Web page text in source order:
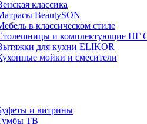
классика
BeautySON
в классическом стиле
и комплектующие ПГ
для кухни ELIKOR
мойки и смесители
и витрины
ТВ